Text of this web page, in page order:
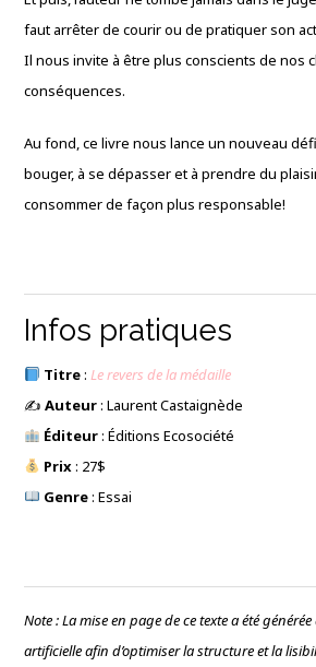
faut arrêter de courir ou de pratiquer son
Il nous invite à être plus conscients de nos
conséquences.
Au fond, ce livre nous lance un nouveau
bouger, à se dépasser et à prendre du
consommer de façon plus responsable!
Infos pratiques
Titre:Le revers de la médaille
✍️Auteur: Laurent Castaignède
Éditeur: Éditions Ecosociété
Prix: 27$
Genre: Essai
Note : La mise en page de ce texte a été générée
artificielle afin d’optimiser la structure et la